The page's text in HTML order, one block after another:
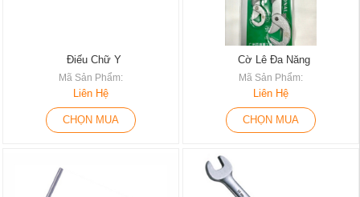
Điếu Chữ Y
Mã Sản Phẩm:
Liên Hệ
CHỌN MUA
Cờ Lê Đa Năng
Mã Sản Phẩm:
Liên Hệ
CHỌN MUA